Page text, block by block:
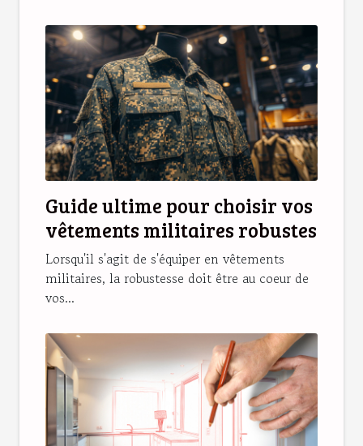
Guide ultime pour choisir vos
vêtements militaires robustes
Lorsqu'il s'agit de s'équiper en vêtements
militaires, la robustesse doit être au coeur de
vos...